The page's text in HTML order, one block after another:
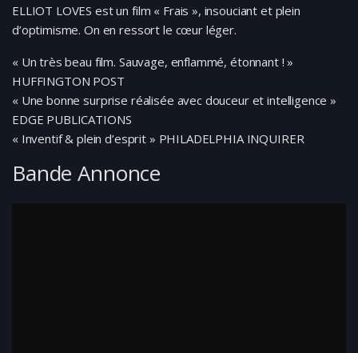
ELLIOT LOVES est un film « Frais », insouciant et plein
d’optimisme. On en ressort le cœur léger.
« Un très beau film. Sauvage, enflammé, étonnant ! »
HUFFINGTON POST
« Une bonne surprise réalisée avec douceur et intelligence »
EDGE PUBLICATIONS
« Inventif & plein d’esprit » PHILADELPHIA INQUIRER
Bande Annonce